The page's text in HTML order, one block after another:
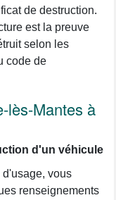
de destruction.
est la preuve
selon les
code de
lès-Mantes à
d'un véhicule
d'usage, vous
renseignements